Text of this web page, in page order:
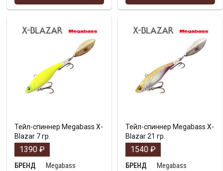
Тейл-спиннер Megabass X-
Blazar 7 гр.
1390 ₽
БРЕНД
Megabass
Тейл-спиннер Megabass X-
Blazar 21 гр.
1540 ₽
БРЕНД
Megabass